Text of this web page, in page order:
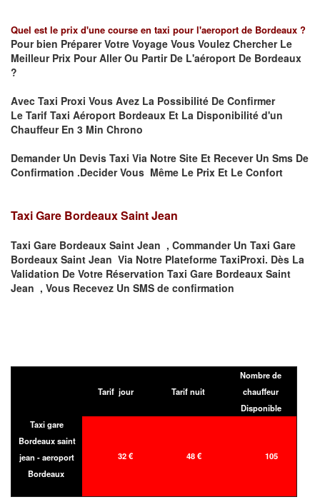
Quel est le prix d'une course en taxi pour l'aeroport de Bordeaux ?
Pour bien Préparer Votre Voyage Vous Voulez Chercher Le
Meilleur Prix Pour Aller Ou Partir De L'aéroport De Bordeaux
?
Avec Taxi Proxi Vous Avez La Possibilité De Confirmer
Le Tarif Taxi Aéroport Bordeaux Et La Disponibilité d'un
Chauffeur En 3 Min Chrono
Demander Un Devis Taxi Via Notre Site Et Recever Un Sms De
Confirmation .Decider Vous Même Le Prix Et Le Confort
Taxi Gare Bordeaux Saint Jean
Taxi Gare Bordeaux Saint Jean , Commander Un Taxi Gare
Bordeaux Saint Jean Via Notre Plateforme TaxiProxi. Dès La
Validation De Votre Réservation Taxi Gare Bordeaux Saint
Jean , Vous Recevez Un SMS de confirmation
Tarif jour Tarif nuit
Nombre de
chauffeur
Disponible
Taxi gare
Bordeaux saint
jean - aeroport
Bordeaux
32 € 48 € 105